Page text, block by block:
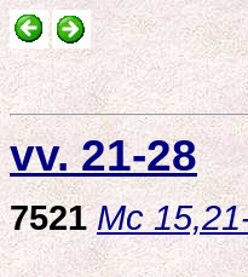
vv. 21-28
7521 Mc